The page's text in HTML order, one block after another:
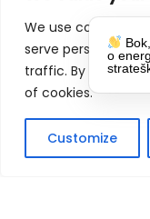
We use cookies to
serve personalized
traffic. By clicking
of cookies.
Customize
primanje
slažete s
o